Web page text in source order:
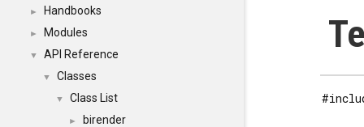
► Handbooks
► Modules
▼ API Reference
▼ Classes
▼ Class List
► birender